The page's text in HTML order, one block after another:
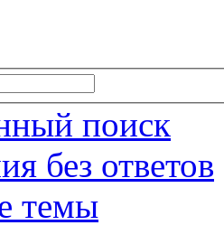
поиск
без ответов
темы